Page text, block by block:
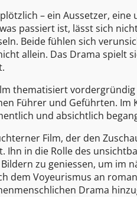
– ein Aussetzer,
passiert ist, lässt sich
Beide fühlen sich
allein. Das Drama spielt
thematisiert vordergründig
Führer und Geführten. Im
und absichtlich
Film, der den
Ihn in die Rolle des
zu geniessen, um im
dem Voyeurismus an
Drama